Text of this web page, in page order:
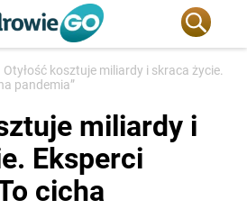
Otyłość kosztuje miliardy i skraca życie.
pandemia”
miliardy i
Eksperci
cicha